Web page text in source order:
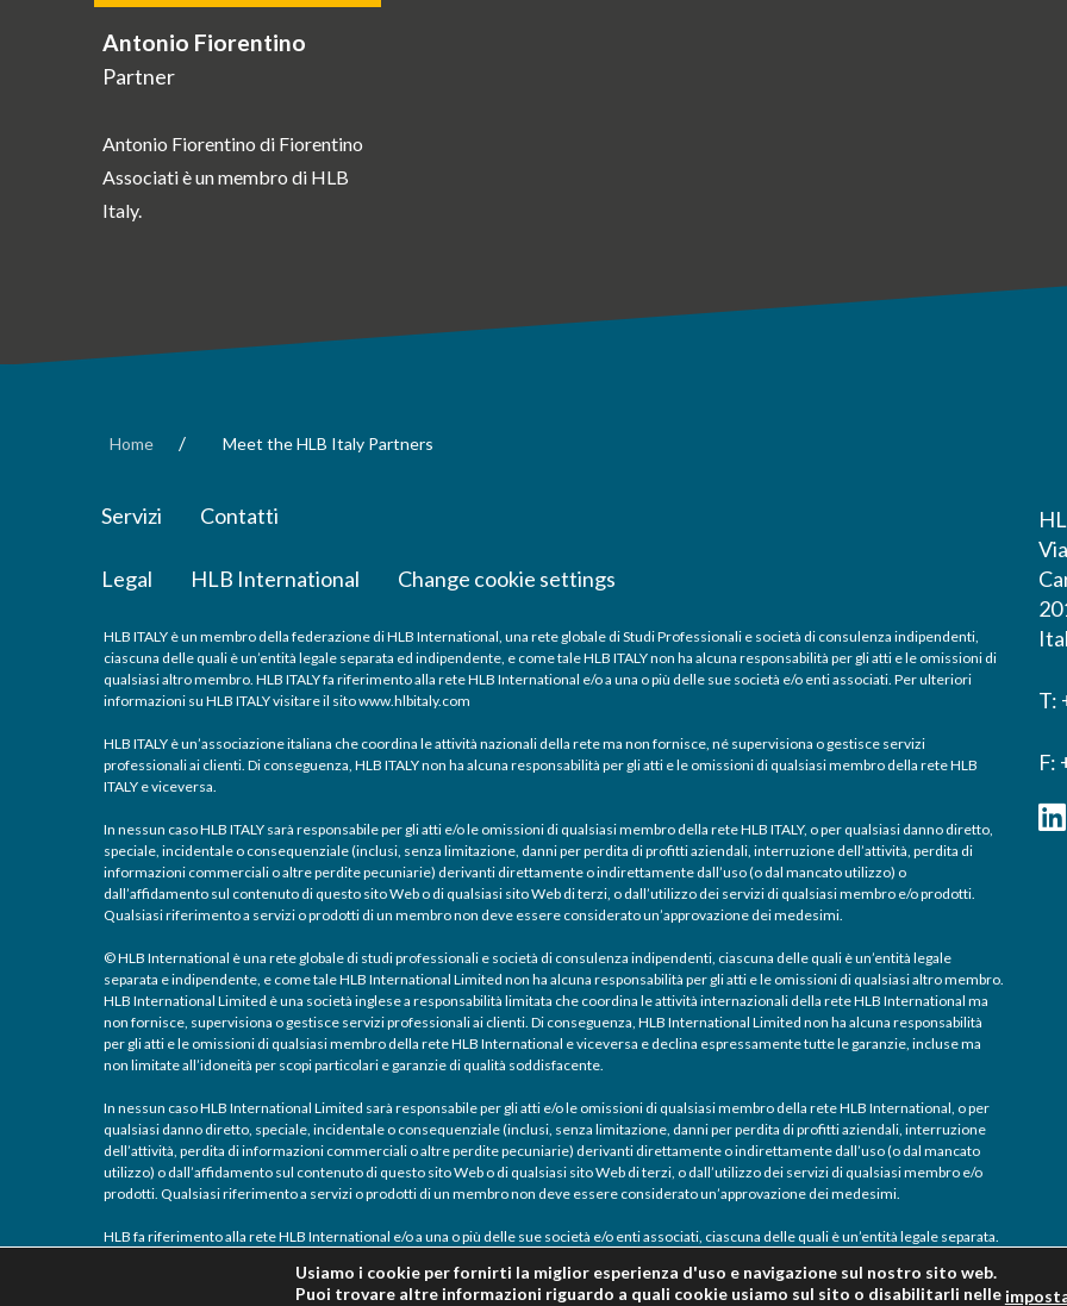
Antonio Fiorentino
Partner
Antonio Fiorentino di Fiorentino
Associati è un membro di HLB
Italy.
Home / Meet the HLB Italy Partners
Servizi Contatti
Legal HLB International Change cookie settings
HLB ITALY è un membro della federazione di HLB International, una rete globale di Studi Professionali e società di consulenza indipendenti,
ciascuna delle quali è un’entità legale separata ed indipendente, e come tale HLB ITALY non ha alcuna responsabilità per gli atti e le omissioni di
qualsiasi altro membro. HLB ITALY fa riferimento alla rete HLB International e/o a una o più delle sue società e/o enti associati. Per ulteriori
informazioni su HLB ITALY visitare il sitowww.hlbitaly.com
HLB ITALY è un’associazione italiana che coordina le attività nazionali della rete ma non fornisce, né supervisiona o gestisce servizi
professionali ai clienti. Di conseguenza, HLB ITALY non ha alcuna responsabilità per gli atti e le omissioni di qualsiasi membro della rete HLB
ITALY e viceversa.
In nessun caso HLB ITALY sarà responsabile per gli atti e/o le omissioni di qualsiasi membro della rete HLB ITALY, o per qualsiasi danno diretto,
speciale, incidentale o consequenziale (inclusi, senza limitazione, danni per perdita di profitti aziendali, interruzione dell’attività, perdita di
informazioni commerciali o altre perdite pecuniarie) derivanti direttamente o indirettamente dall’uso (o dal mancato utilizzo) o
dall’affidamento sul contenuto di questo sito Web o di qualsiasi sito Web di terzi, o dall’utilizzo dei servizi di qualsiasi membro e/o prodotti.
Qualsiasi riferimento a servizi o prodotti di un membro non deve essere considerato un’approvazione dei medesimi.
© HLB International è una rete globale di studi professionali e società di consulenza indipendenti, ciascuna delle quali è un’entità legale
separata e indipendente, e come tale HLB International Limited non ha alcuna responsabilità per gli atti e le omissioni di qualsiasi altro membro.
HLB International Limited è una società inglese a responsabilità limitata che coordina le attività internazionali della rete HLB International ma
non fornisce, supervisiona o gestisce servizi professionali ai clienti. Di conseguenza, HLB International Limited non ha alcuna responsabilità
per gli atti e le omissioni di qualsiasi membro della rete HLB International e viceversa e declina espressamente tutte le garanzie, incluse ma
non limitate all’idoneità per scopi particolari e garanzie di qualità soddisfacente.
In nessun caso HLB International Limited sarà responsabile per gli atti e/o le omissioni di qualsiasi membro della rete HLB International, o per
qualsiasi danno diretto, speciale, incidentale o consequenziale (inclusi, senza limitazione, danni per perdita di profitti aziendali, interruzione
dell’attività, perdita di informazioni commerciali o altre perdite pecuniarie) derivanti direttamente o indirettamente dall’uso (o dal mancato
utilizzo) o dall’affidamento sul contenuto di questo sito Web o di qualsiasi sito Web di terzi, o dall’utilizzo dei servizi di qualsiasi membro e/o
prodotti. Qualsiasi riferimento a servizi o prodotti di un membro non deve essere considerato un’approvazione dei medesimi.
HLB fa riferimento alla rete HLB International e/o a una o più delle sue società e/o enti associati, ciascuna delle quali è un’entità legale separata.
T:
F:
Usiamo i cookie per fornirti la miglior esperienza d'uso e navigazione sul nostro sito web.
Puoi trovare altre informazioni riguardo a quali cookie usiamo sul sito o disabilitarli nelle